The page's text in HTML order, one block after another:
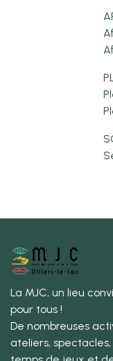
La MJC, un lieu
pour tous !
De nombreuses
ateliers,